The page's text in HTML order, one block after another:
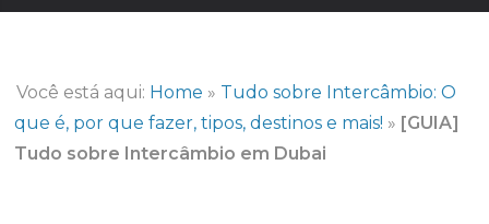
Você está aqui: Home » Tudo sobre Intercâmbio: O
que é, por que fazer, tipos, destinos e mais! » [GUIA]
Tudo sobre Intercâmbio em Dubai